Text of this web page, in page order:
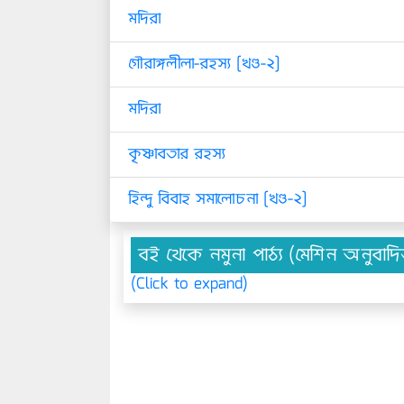
মদিরা
গৌরাঙ্গলীলা-রহস্য [খণ্ড-২]
মদিরা
কৃষ্ণাবতার রহস্য
হিন্দু বিবাহ সমালোচনা [খণ্ড-২]
বই থেকে নমুনা পাঠ্য (মেশিন
(Click to expand)